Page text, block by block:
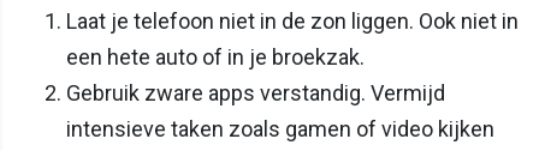
Laat je telefoon niet in de zon liggen. Ook niet in
een hete auto of in je broekzak.
Gebruik zware apps verstandig. Vermijd
intensieve taken zoals gamen of video kijken